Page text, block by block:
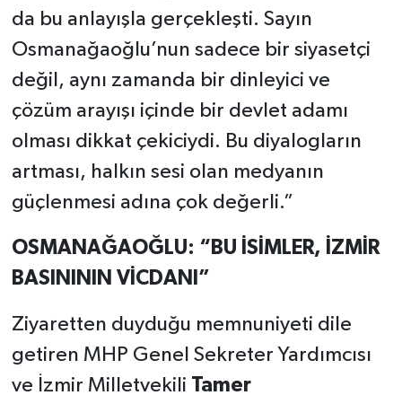
da bu anlayışla gerçekleşti. Sayın
Osmanağaoğlu’nun sadece bir siyasetçi
değil, aynı zamanda bir dinleyici ve
çözüm arayışı içinde bir devlet adamı
olması dikkat çekiciydi. Bu diyalogların
artması, halkın sesi olan medyanın
güçlenmesi adına çok değerli.”
OSMANAĞAOĞLU: “BU İSİMLER, İZMİR
BASINININ VİCDANI”
Ziyaretten duyduğu memnuniyeti dile
getiren MHP Genel Sekreter Yardımcısı
ve İzmir Milletvekili Tamer